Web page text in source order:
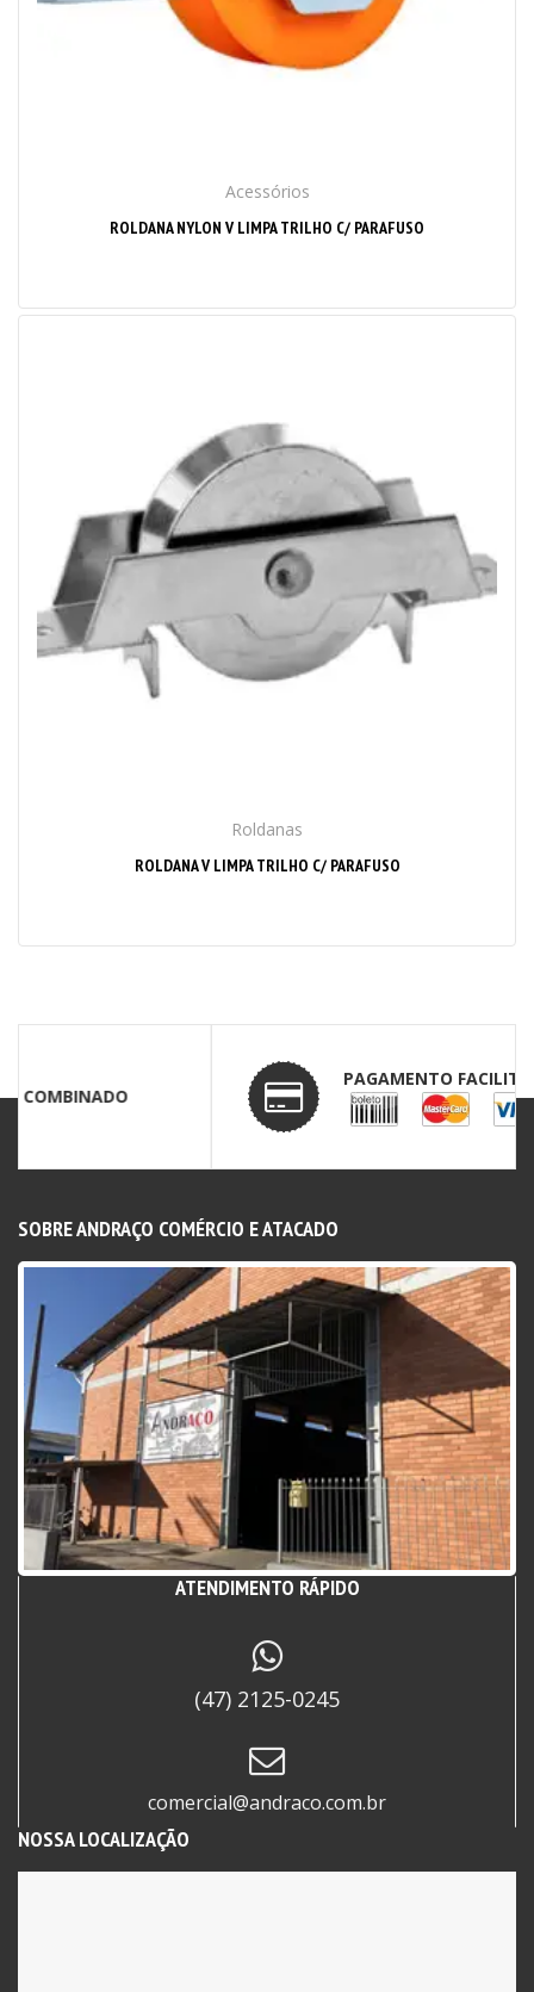
Acessórios
ROLDANA NYLON V LIMPA TRILHO C/ PARAFUSO
Roldanas
ROLDANA V LIMPA TRILHO C/ PARAFUSO
PAGAMENTO FACILITADO
SOBRE ANDRAÇO COMÉRCIO E ATACADO
Desde 2017 atuando no segmento de aços e metais
com uma grande variedades de produtos.
Localizada em Itajaí – SC e atendemos todo o
Litoral Norte de Santa Catarina.
ATENDIMENTO RÁPIDO
(47) 2125-0245
comercial@andraco.com.br
NOSSA LOCALIZAÇÃO